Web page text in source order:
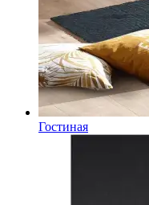
Гостиная